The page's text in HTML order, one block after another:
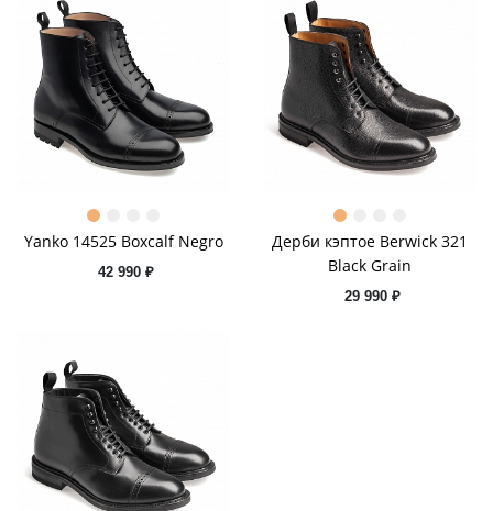
Yanko 14525 Boxcalf Negro
42 990 ₽
Дерби кэптое Berwick 321
Black Grain
29 990 ₽